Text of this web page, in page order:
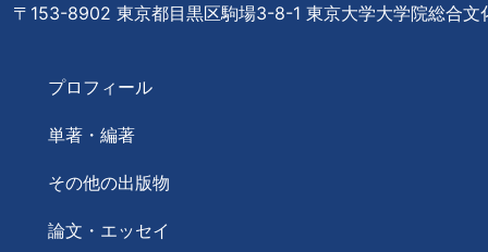
〒153-8902 東京都目黒区駒場3-8-1 東京大学大学院総合文
プロフィール
単著・編著
その他の出版物
論文・エッセイ